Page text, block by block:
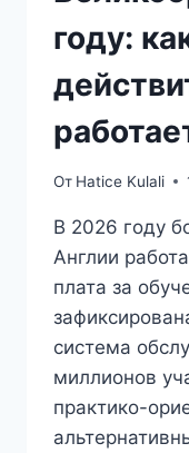
году:
От Hatice Kulali
В 2026 году
Англии
плата за
система
миллионов
практико-